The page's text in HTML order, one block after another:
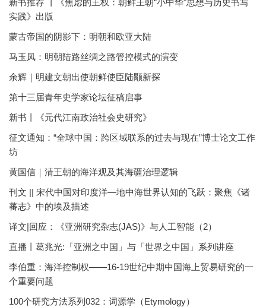
新书推荐 丨《焦虑的王权：朝鲜王朝“小中华”思想与历史书写
实践》出版
蒙古帝国的阴影下：明朝和欧亚大陆
马玉凤：明朝陆路丝绸之路管控模式的演变
余辉｜明建文朝出使朝鲜使臣陆颙新探
第十三届青年史学家论坛征稿启事
新书丨《元代江南政治社会史研究》
征文通知：“全球中国：跨区域联系的过去与现在”博士论文工作
坊
黄国信｜清王朝的海洋观及其海疆治理逻辑
刊文 || 宋代中国对印度洋—地中海世界认知的飞跃：聚焦《诸
蕃志》中的埃及描述
译文|回应：《亚洲研究杂志(JAS)》与人工智能（2）
直播丨葛兆光:「亚洲之中国」与「世界之中国」系列讲座
李伯重：海洋控制权——16-19世纪中期中国海上贸易研究的一
个重要问题
100个研究方法系列032：词源学（Etymology）